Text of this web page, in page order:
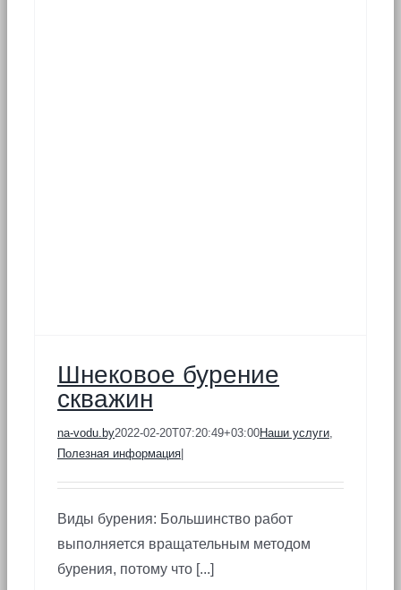
Шнековое бурение
скважин
na-vodu.by2022-02-20T07:20:49+03:00Наши услуги,
Полезная информация
Виды бурения: Большинство работ
выполняется вращательным методом
бурения, потому что [...]